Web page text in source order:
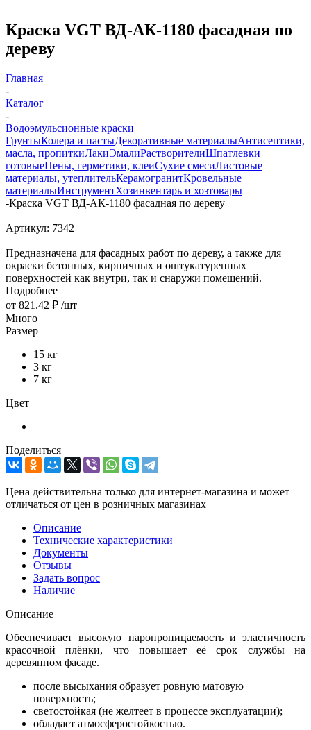
Краска VGT ВД-АК-1180 фасадная по
дереву
Главная
-
Каталог
-
Водоэмульсионные краски
ГрунтыКолера и пастыДекоративные материалыАнтисептики,
масла, пропиткиЛакиЭмалиРастворителиШпатлевки
готовыеПены, герметики, клеиСухие смесиЛистовые
материалы, утеплительКерамогранитКровельные
материалыИнструментХозинвентарь и хозтовары
-Краска VGT ВД-АК-1180 фасадная по дереву
Артикул: 7342
Предназначена для фасадных работ по дереву, а также для
окраски бетонных, кирпичных и оштукатуренных
поверхностей как внутри, так и снаружи помещений.
Подробнее
от 821.42 ₽ /шт
Много
Размер
15 кг
3 кг
7 кг
Цвет
Поделиться
Цена действительна только для интернет-магазина и может
отличаться от цен в розничных магазинах
Описание
Технические характеристики
Документы
Отзывы
Задать вопрос
Наличие
Описание
Обеспечивает высокую паропроницаемость и эластичность
красочной плёнки, что повышает её срок службы на
деревянном фасаде.
после высыхания образует ровную матовую
поверхность;
светостойкая (не желтеет в процессе эксплуатации);
обладает атмосферостойкостью.